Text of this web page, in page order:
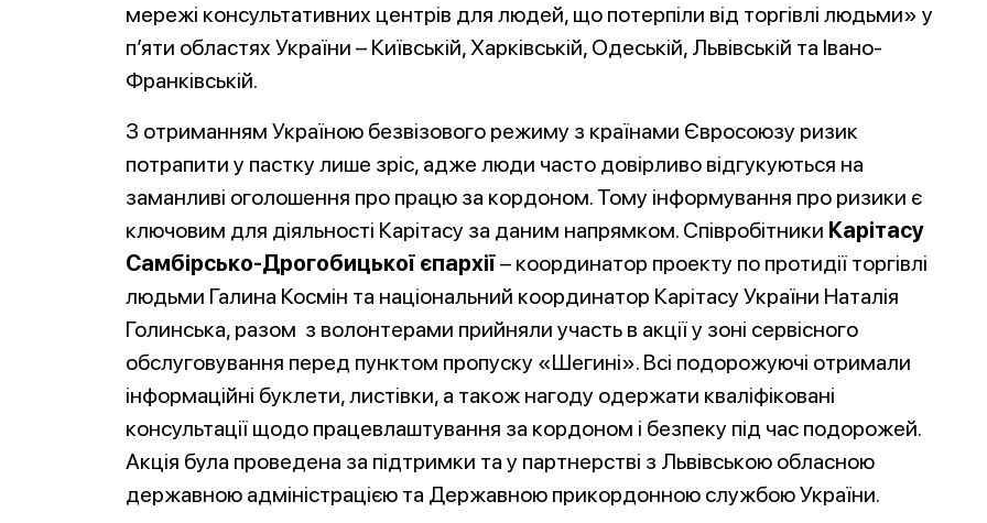
мережі консультативних центрів для людей, що потерпіли від торгівлі людьми» у
п’яти областях України – Київській, Харківській, Одеській, Львівській та Івано-
Франківській.
З отриманням Україною безвізового режиму з країнами Євросоюзу ризик
потрапити у пастку лише зріс, адже люди часто довірливо відгукуються на
заманливі оголошення про працю за кордоном. Тому інформування про ризики є
ключовим для діяльності Карітасу за даним напрямком. Співробітники Карітасу
Самбірсько-Дрогобицької єпархії– координатор проекту по протидії торгівлі
людьми Галина Космін та національний координатор Карітасу України Наталія
Голинська, разом з волонтерами прийняли участь в акції у зоні сервісного
обслуговування перед пунктом пропуску «Шегині». Всі подорожуючі отримали
інформаційні буклети, листівки, а також нагоду одержати кваліфіковані
консультації щодо працевлаштування за кордоном і безпеку під час подорожей.
Акція була проведена за підтримки та у партнерстві з Львівською обласною
державною адміністрацією та Державною прикордонною службою України.